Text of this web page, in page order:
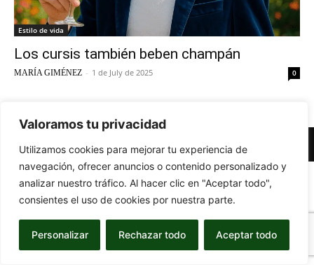
Valoramos tu privacidad
Utilizamos cookies para mejorar tu experiencia de
navegación, ofrecer anuncios o contenido personalizado y
analizar nuestro tráfico. Al hacer clic en "Aceptar todo",
consientes el uso de cookies por nuestra parte.
Personalizar Rechazar todo Aceptar todo
Estilo de vida
Los cursis también beben champán
MARÍA GIMÉNEZ - 1 de July de 2025 0
© Newspaper WordPress Theme by TagDiv